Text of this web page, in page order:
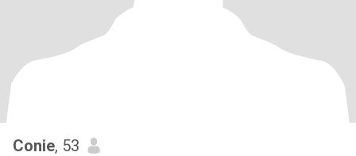
Conie, 53